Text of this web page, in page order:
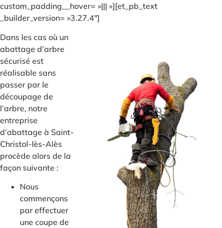
custom_padding__hover= »||| »][et_pb_text
_builder_version= »3.27.4″]
Dans les cas où un
abattage d’arbre
sécurisé est
réalisable sans
passer par le
découpage de
l’arbre, notre
entreprise
d’abattage à Saint-
Christol-lès-Alès
procède alors de la
façon suivante :
Nous
commençons
par effectuer
une coupe de